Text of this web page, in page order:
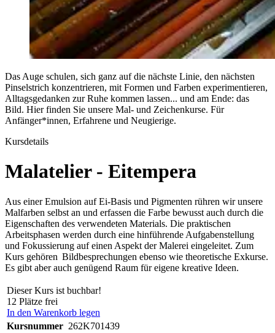
Das Auge schulen, sich ganz auf die nächste Linie, den nächsten
Pinselstrich konzentrieren, mit Formen und Farben experimentieren,
Alltagsgedanken zur Ruhe kommen lassen... und am Ende: das
Bild. Hier finden Sie unsere Mal- und Zeichenkurse. Für
Anfänger*innen, Erfahrene und Neugierige.
Kursdetails
Malatelier - Eitempera
Aus einer Emulsion auf Ei-Basis und Pigmenten rühren wir unsere
Malfarben selbst an und erfassen die Farbe bewusst auch durch die
Eigenschaften des verwendeten Materials. Die praktischen
Arbeitsphasen werden durch eine hinführende Aufgabenstellung
und Fokussierung auf einen Aspekt der Malerei eingeleitet. Zum
Kurs gehören Bildbesprechungen ebenso wie theoretische Exkurse.
Es gibt aber auch genügend Raum für eigene kreative Ideen.
Dieser Kurs ist buchbar!
12 Plätze frei
In den Warenkorb legen
Kursnummer 262K701439